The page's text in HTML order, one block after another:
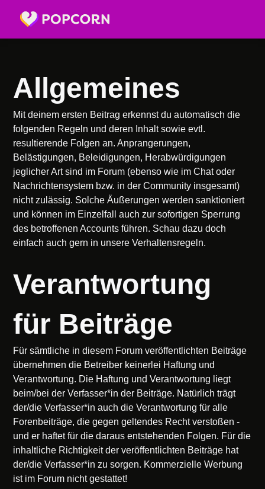
Allgemeines
Mit deinem ersten Beitrag erkennst du automatisch die
folgenden Regeln und deren Inhalt sowie evtl.
resultierende Folgen an. Anprangerungen,
Belästigungen, Beleidigungen, Herabwürdigungen
jeglicher Art sind im Forum (ebenso wie im Chat oder
Nachrichtensystem bzw. in der Community insgesamt)
nicht zulässig. Solche Äußerungen werden sanktioniert
und können im Einzelfall auch zur sofortigen Sperrung
des betroffenen Accounts führen. Schau dazu doch
einfach auch gern in unsere Verhaltensregeln.
Verantwortung
für Beiträge
Für sämtliche in diesem Forum veröffentlichten Beiträge
übernehmen die Betreiber keinerlei Haftung und
Verantwortung. Die Haftung und Verantwortung liegt
beim/bei der Verfasser*in der Beiträge. Natürlich trägt
der/die Verfasser*in auch die Verantwortung für alle
Forenbeiträge, die gegen geltendes Recht verstoßen -
und er haftet für die daraus entstehenden Folgen. Für die
inhaltliche Richtigkeit der veröffentlichten Beiträge hat
der/die Verfasser*in zu sorgen. Kommerzielle Werbung
ist im Forum nicht gestattet!